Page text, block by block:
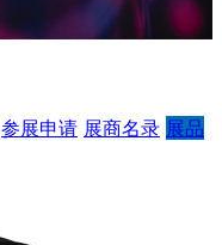
参展申请 展商名录 展品